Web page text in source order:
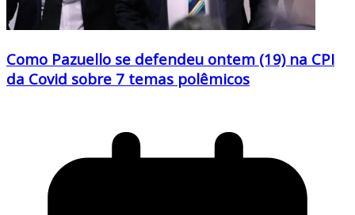
Como Pazuello se defendeu ontem (19) na CPI
da Covid sobre 7 temas polêmicos